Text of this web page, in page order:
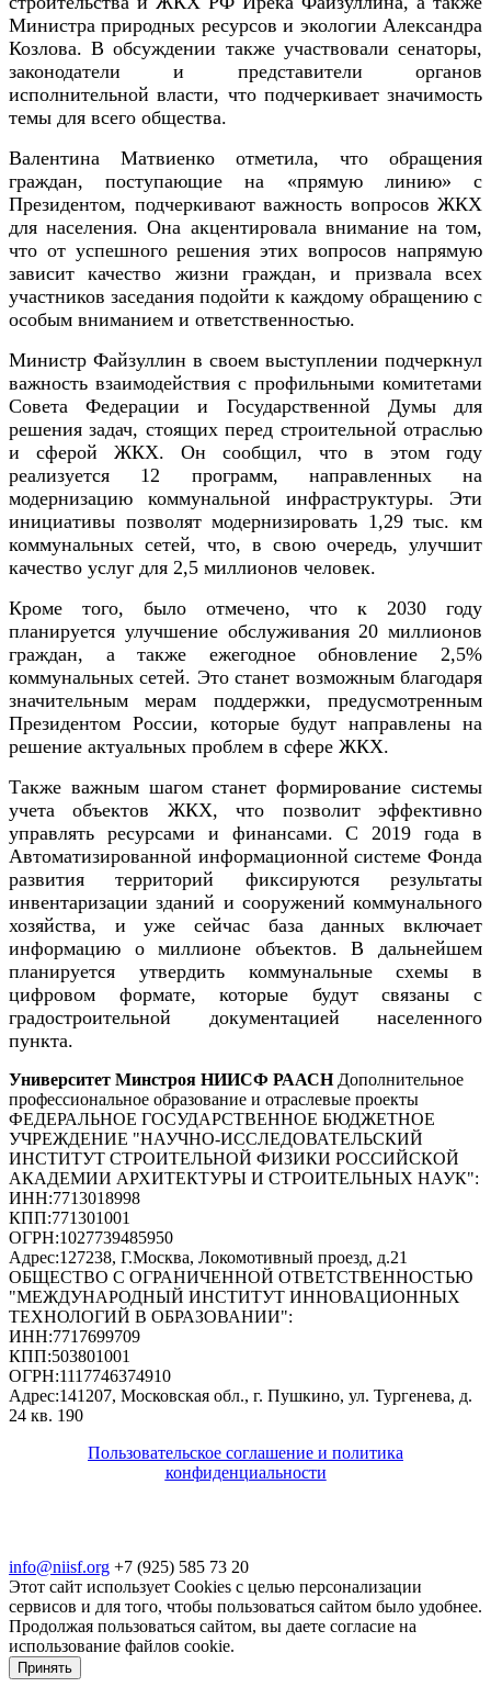
Министра природных ресурсов и экологии Александра
Козлова. В обсуждении также участвовали сенаторы,
законодатели и представители органов
исполнительной власти, что подчеркивает значимость
темы для всего общества.
Валентина Матвиенко отметила, что обращения
граждан, поступающие на «прямую линию» с
Президентом, подчеркивают важность вопросов ЖКХ
для населения. Она акцентировала внимание на том,
что от успешного решения этих вопросов напрямую
зависит качество жизни граждан, и призвала всех
участников заседания подойти к каждому обращению с
особым вниманием и ответственностью.
Министр Файзуллин в своем выступлении подчеркнул
важность взаимодействия с профильными комитетами
Совета Федерации и Государственной Думы для
решения задач, стоящих перед строительной отраслью
и сферой ЖКХ. Он сообщил, что в этом году
реализуется 12 программ, направленных на
модернизацию коммунальной инфраструктуры. Эти
инициативы позволят модернизировать 1,29 тыс. км
коммунальных сетей, что, в свою очередь, улучшит
качество услуг для 2,5 миллионов человек.
Кроме того, было отмечено, что к 2030 году
планируется улучшение обслуживания 20 миллионов
граждан, а также ежегодное обновление 2,5%
коммунальных сетей. Это станет возможным благодаря
значительным мерам поддержки, предусмотренным
Президентом России, которые будут направлены на
решение актуальных проблем в сфере ЖКХ.
Также важным шагом станет формирование системы
учета объектов ЖКХ, что позволит эффективно
управлять ресурсами и финансами. С 2019 года в
Автоматизированной информационной системе Фонда
развития территорий фиксируются результаты
инвентаризации зданий и сооружений коммунального
хозяйства, и уже сейчас база данных включает
информацию о миллионе объектов. В дальнейшем
планируется утвердить коммунальные схемы в
цифровом формате, которые будут связаны с
градостроительной документацией населенного
пункта.
Университет Минстроя НИИСФ РААСН Дополнительное
профессиональное образование и отраслевые проекты
ФЕДЕРАЛЬНОЕ ГОСУДАРСТВЕННОЕ БЮДЖЕТНОЕ
УЧРЕЖДЕНИЕ "НАУЧНО-ИССЛЕДОВАТЕЛЬСКИЙ
ИНСТИТУТ СТРОИТЕЛЬНОЙ ФИЗИКИ РОССИЙСКОЙ
АКАДЕМИИ АРХИТЕКТУРЫ И СТРОИТЕЛЬНЫХ НАУК":
ИНН:7713018998
КПП:771301001
ОГРН:1027739485950
Адрес:127238, Г.Москва, Локомотивный проезд, д.21
ОБЩЕСТВО С ОГРАНИЧЕННОЙ ОТВЕТСТВЕННОСТЬЮ
"МЕЖДУНАРОДНЫЙ ИНСТИТУТ ИННОВАЦИОННЫХ
ТЕХНОЛОГИЙ В ОБРАЗОВАНИИ":
ИНН:7717699709
КПП:503801001
ОГРН:1117746374910
Адрес:141207, Московская обл., г. Пушкино, ул. Тургенева, д.
24 кв. 190
Пользовательское соглашение и политика
конфиденциальности
info@niisf.org +7 (925) 585 73 20
Этот сайт использует Cookies с целью персонализации
сервисов и для того, чтобы пользоваться сайтом было удобнее.
Продолжая пользоваться сайтом, вы даете согласие на
использование файлов cookie.
Принять